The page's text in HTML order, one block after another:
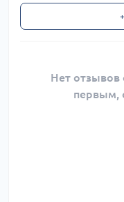
Нет отзывов
первым,